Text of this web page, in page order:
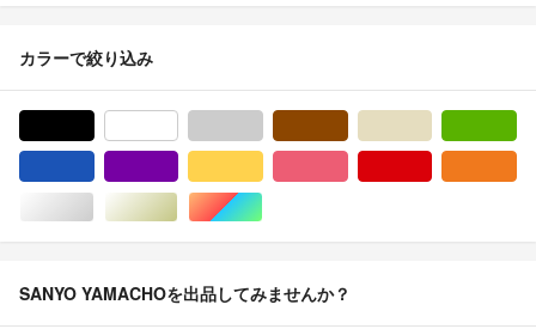
カラーで絞り込み
シルバー/銀色系ゴールド/金色系マルチカラー
SANYO YAMACHOを出品してみませんか？